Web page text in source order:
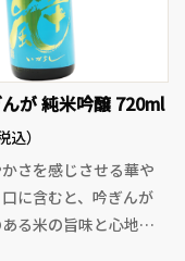
でさっぱりとした余
で濃厚、出来立ての
味スッキリで綺麗な
メロン！滓のあるた
が 純米吟醸 720ml
込）
さを感じさせる華や
に含むと、吟ぎんが
る米の旨味と心地よ